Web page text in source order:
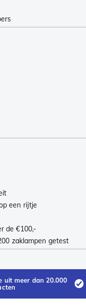
een rijtje
de €100,-
zaklampen getest
uit meer dan 20.000